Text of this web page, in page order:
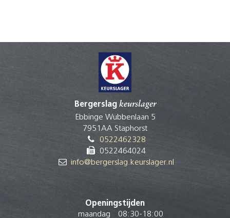
Bergerslagkeurslager
Ebbinge Wubbenlaan 5
7951AA Staphorst
0522462328
0522464024
info@bergerslag.keurslager.nl
Openingstijden
maandag
08:30-18:00